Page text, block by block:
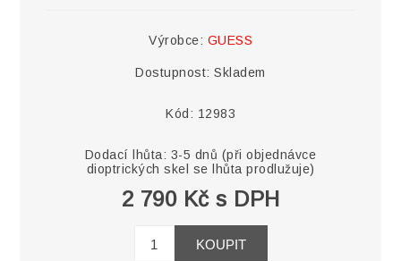
Výrobce: GUESS
Dostupnost: Skladem
Kód: 12983
Dodací lhůta: 3-5 dnů (při objednávce
dioptrických skel se lhůta prodlužuje)
2 790 Kč s DPH